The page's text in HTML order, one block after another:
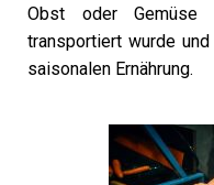
Obst oder Gemüse
transportiert wurde
saisonalen Ernährung.